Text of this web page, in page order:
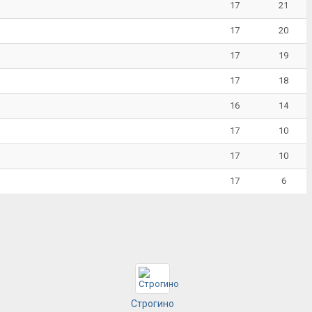
17 21
17 20
17 19
17 18
16 14
17 10
17 10
17 6
Строгино